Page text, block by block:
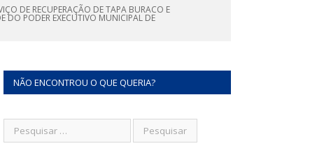
DE RECUPERAÇÃO DE TAPA BURACO E
DO PODER EXECUTIVO MUNICIPAL DE
NÃO ENCONTROU O QUE QUERIA?